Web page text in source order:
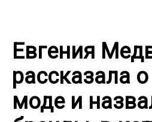
Евгения
рассказала
моде и